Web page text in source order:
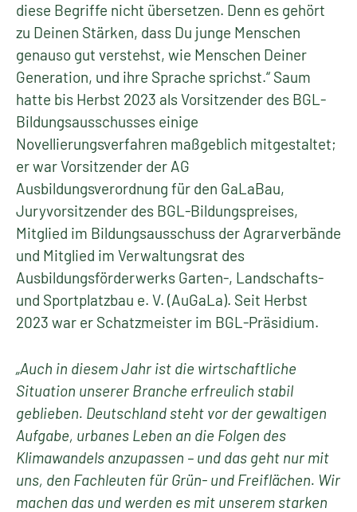
diese Begriffe nicht übersetzen. Denn es gehört
zu Deinen Stärken, dass Du junge Menschen
genauso gut verstehst, wie Menschen Deiner
Generation, und ihre Sprache sprichst.“ Saum
hatte bis Herbst 2023 als Vorsitzender des BGL-
Bildungsausschusses einige
Novellierungsverfahren maßgeblich mitgestaltet;
er war Vorsitzender der AG
Ausbildungsverordnung für den GaLaBau,
Juryvorsitzender des BGL-Bildungspreises,
Mitglied im Bildungsausschuss der Agrarverbände
und Mitglied im Verwaltungsrat des
Ausbildungsförderwerks Garten-, Landschafts-
und Sportplatzbau e. V. (AuGaLa). Seit Herbst
2023 war er Schatzmeister im BGL-Präsidium.
„Auch in diesem Jahr ist die wirtschaftliche
Situation unserer Branche erfreulich stabil
geblieben. Deutschland steht vor der gewaltigen
Aufgabe, urbanes Leben an die Folgen des
Klimawandels anzupassen – und das geht nur mit
uns, den Fachleuten für Grün- und Freiflächen. Wir
machen das und werden es mit unserem starken